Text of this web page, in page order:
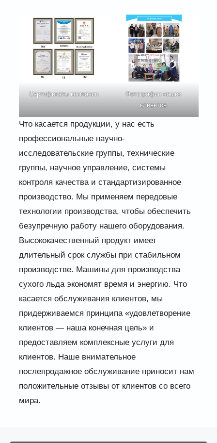
Сертификаты компании
Фотографии наших
клиентов
Что касается продукции, у нас есть
профессиональные научно-
исследовательские группы, технические
группы, научное управление, системы
контроля качества и стандартизированное
производство. Мы применяем передовые
технологии производства, чтобы обеспечить
безупречную работу нашего оборудования.
Высококачественный продукт имеет
длительный срок службы при стабильном
производстве. Машины для производства
сухого льда экономят время и энергию. Что
касается обслуживания клиентов, мы
придерживаемся принципа «удовлетворение
клиентов — наша конечная цель» и
предоставляем комплексные услуги для
клиентов. Наше внимательное
послепродажное обслуживание приносит нам
положительные отзывы от клиентов со всего
мира.